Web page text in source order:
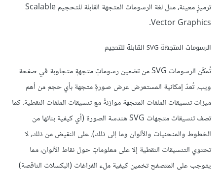
ترميزٍ معينة، مثل لغة الرسومات المتجهة القابلة للتحجيم Scalable
Vector Graphics.
الرسومات المتجهة SVG القابلة للتحجيم
تُمكّن الرسومات SVG من تضمين رسوماتٍ متجهةٍ متجاوبة في صفحة
ويب. تُعدّ إمكانية المستعرض عرض صورةٍ متجهة بأي حجم من أهم
ميزات تنسيقات الملفات المتجهة موازنةً مع تنسيقات الملفات النقطية. كما
تصف تنسيقات متجهات SVG هندسة الصورة (أي كيفية بنائها من
الخطوط والمنحنيات والألوان وما إلى ذلك). على النقيض من ذلك، لا
تحتوي التنسيقات النقطية إلا على معلوماتٍ حول نقاط الألوان، مما
يتوجب على المتصفح تخمين كيفية ملء الفراغات (البكسلات الناقصة)